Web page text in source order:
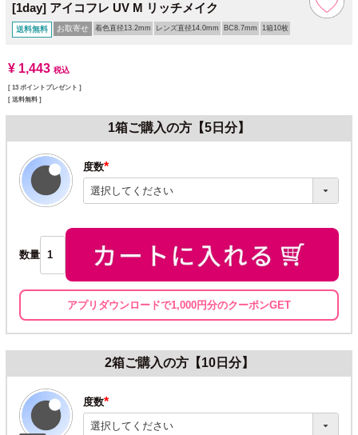
[1day] アイコフレ UV M リッチメイク
送料無料 お取寄せ 着色直径13.2mm レンズ直径14.0mm BC8.7mm 1箱10枚
¥ 1,443 税込
[ 13 ポイントプレゼント ]
送料無料
1箱ご購入の方【5日分】
度数
(必
須)
数量
アプリダウンロードで1,000円分のクーポンGET
2箱ご購入の方【10日分】
度数
(必
須)